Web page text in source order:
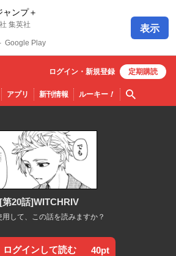
ャンプ＋
集英社
Google Play
表示
アプリ 新刊情報 ルーキー！ 検索
ログイン・ 新規登録 定期購読
[第20話]WITCHRIV
して、この話を読みますか？
ログインして読む 40pt